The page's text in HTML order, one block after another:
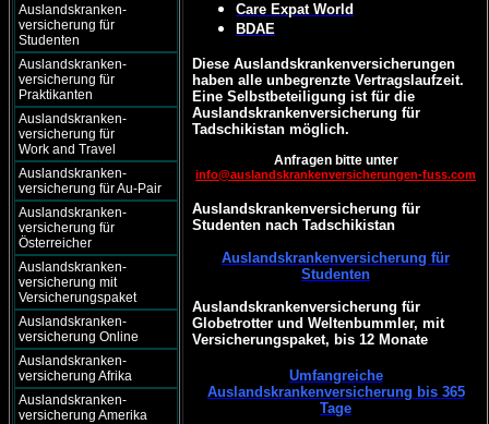
Auslandskranken-
versicherung für
Studenten
Auslandskranken-
versicherung für
Praktikanten
Auslandskranken-
versicherung für
Work and Travel
Auslandskranken-
versicherung für Au-Pair
Auslandskranken-
versicherung für
Österreicher
Auslandskranken-
versicherung mit
Versicherungspaket
Auslandskranken-
versicherung Online
Auslandskranken-
versicherung Afrika
Auslandskranken-
versicherung Amerika
Care Expat World
BDAE
Diese Auslandskrankenversicherungen
haben alle unbegrenzte Vertragslaufzeit.
Eine Selbstbeteiligung ist für die
Auslandskrankenversicherung für
Tadschikistan möglich.
Anfragen bitte unter
info@auslandskrankenversicherungen-fuss.com
Auslandskrankenversicherung für
Studenten nach Tadschikistan
Auslandskrankenversicherung für
Studenten
Auslandskrankenversicherung für
Globetrotter und Weltenbummler, mit
Versicherungspaket, bis 12 Monate
Umfangreiche
Auslandskrankenversicherung bis 365
Tage